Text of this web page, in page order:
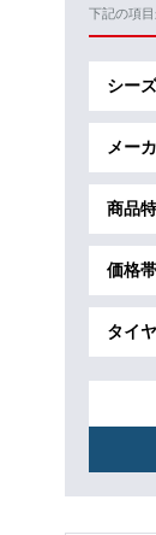
下記の項
シー
メー
商品
価格帯
タイ